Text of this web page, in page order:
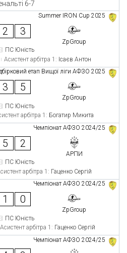
6-7
Summer IRON Cup 2025
2 3
ZpGroup
ПС Юність
Асистент арбітра 1: Ісаєв Антон
етап Вищої ліги АФЗО 2025
3 5
ZpGroup
ПС Юність
арбітра 1: Богатир Микита
Чемпіонат АФЗО 2024/25
5 2
АРПИ
ПС Юність
арбітра 1: Гаценко Сергій
Чемпіонат АФЗО 2024/25
1 0
ZpGroup
ПС Юність
Асистент арбітра 1: Гаценко Сергій
Чемпіонат АФЗО 2024/25